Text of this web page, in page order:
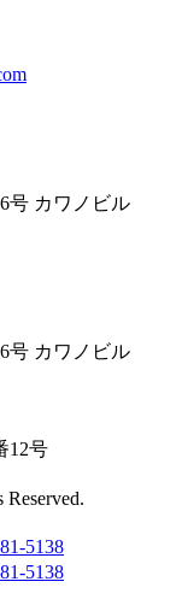
号 カワノビル
号 カワノビル
12号
Reserved.